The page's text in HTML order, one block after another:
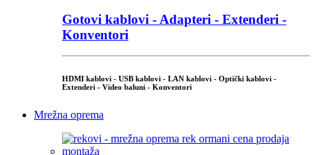
Gotovi kablovi - Adapteri - Extenderi -
Konventori
HDMI kablovi - USB kablovi - LAN kablovi - Optički kablovi -
Extenderi - Video baluni - Konventori
Mrežna oprema